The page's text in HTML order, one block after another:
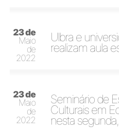
23 de
Maio
de
2022
Ulbra e
realizam aula
23 de
Maio
de
2022
Seminário de
Culturais em
nesta